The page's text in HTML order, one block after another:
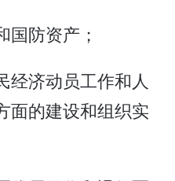
国防资产；
经济动员工作和人
面的建设和组织实